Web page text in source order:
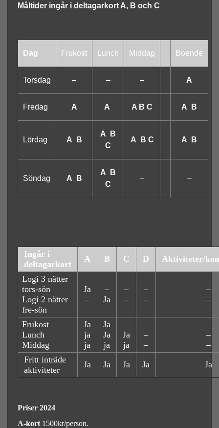
Måltider ingår i deltagarkort A, B och C
Dag Frukost Lunch Middag Boende
Torsdag – – – A
Fredag A A A B C A B
Lördag A B
A B
C
A B C A B
Söndag A B
A B
C
– –
Ingår i
deltagarkort
A B C D Aktiviteter/
Logi 3 nätter
tors-sön
Logi 2 nätter
fre-sön
Ja
–
–
Ja
–
–
–
–
–
–
Frukost
Lunch
Middag
Ja
ja
ja
Ja
Ja
ja
–
Ja
ja
–
–
–
–
–
–
Fritt inträde
aktiviteter
Ja Ja Ja Ja Ja
Priser 2024
A-kort 1500kr/person.